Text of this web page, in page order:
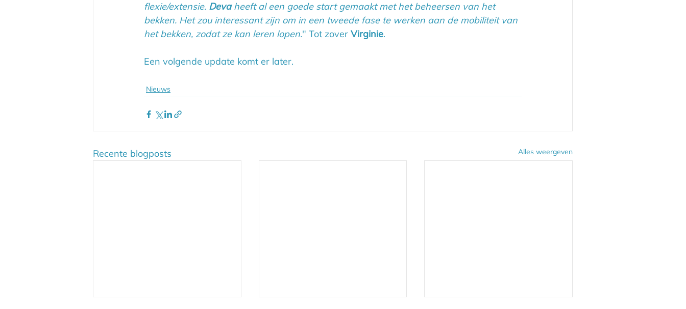
flexie/extensie. Deva heeft al een goede start gemaakt met het beheersen van het
bekken. Het zou interessant zijn om in een tweede fase te werken aan de mobiliteit van
het bekken, zodat ze kan leren lopen." Tot zover Virginie.
Een volgende update komt er later.
Nieuws
Recente blogposts Alles weergeven